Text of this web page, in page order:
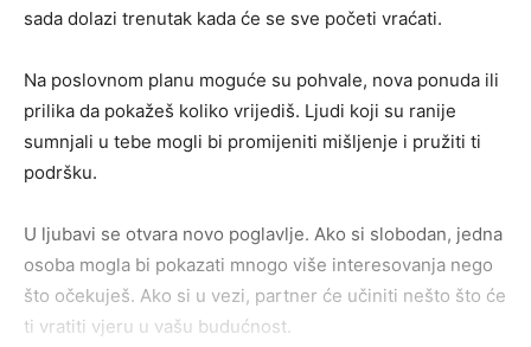
sada dolazi trenutak kada će se sve početi vraćati.
Na poslovnom planu moguće su pohvale, nova ponuda ili
prilika da pokažeš koliko vrijediš. Ljudi koji su ranije
sumnjali u tebe mogli bi promijeniti mišljenje i pružiti ti
podršku.
U ljubavi se otvara novo poglavlje. Ako si slobodan, jedna
osoba mogla bi pokazati mnogo više interesovanja nego
što očekuješ. Ako si u vezi, partner će učiniti nešto što će
ti vratiti vjeru u vašu budućnost.